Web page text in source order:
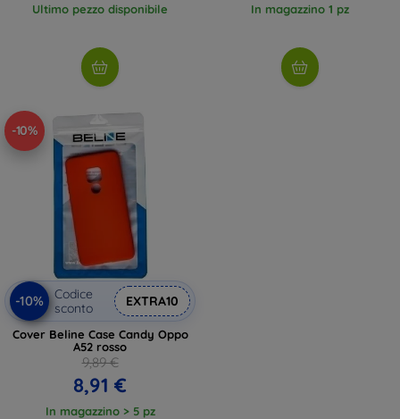
Ultimo pezzo disponibile In magazzino 1 pz
-10%
-10%
Codice
sconto
EXTRA10
Cover Beline Case Candy Oppo
A52 rosso
9,89 €
8,91 €
In magazzino > 5 pz